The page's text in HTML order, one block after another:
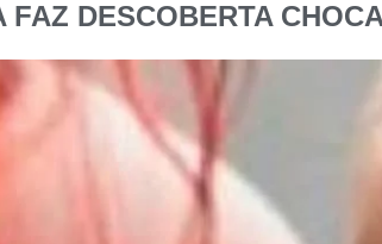
FAZ DESCOBERTA